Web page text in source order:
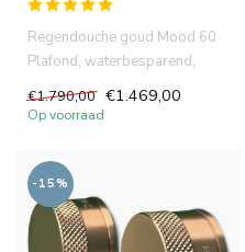
Regendouche goud Mood 60
Plafond, waterbesparend,
3...
€1.790,00 €1.469,00
Op voorraad
-15%